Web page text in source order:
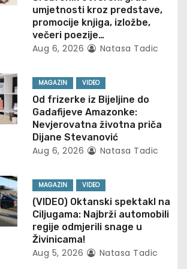
umjetnosti kroz predstave,
promocije knjiga, izložbe,
večeri poezije…
Aug 6, 2026 Natasa Tadic
MAGAZIN VIDEO
Od frizerke iz Bijeljine do
Gadafijeve Amazonke:
Nevjerovatna životna priča
Dijane Stevanović
Aug 6, 2026 Natasa Tadic
MAGAZIN VIDEO
(VIDEO) Oktanski spektakl na
Ciljugama: Najbrži automobili
regije odmjerili snage u
Živinicama!
Aug 5, 2026 Natasa Tadic